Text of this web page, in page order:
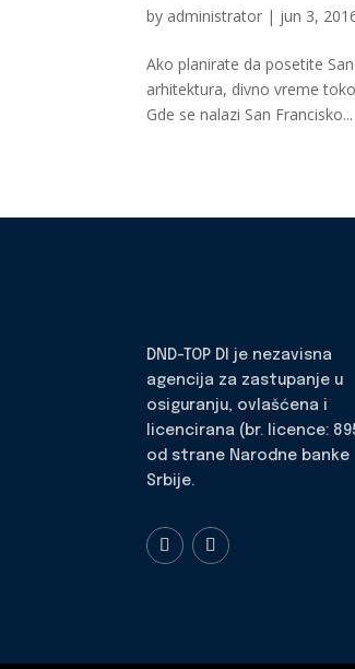
by administrator | jun 3,
Ako planirate da posetite
arhitektura, divno vreme
Gde se nalazi San Francisko...
DND-TOP DI je nezavisna
agencija za zastupanje u
osiguranju, ovlašćena i
licencirana (br. licence:
od strane Narodne banke
Srbije.